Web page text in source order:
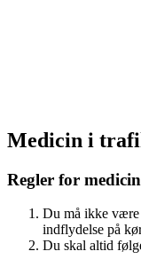
Medicin i
Regler for
Du må ikke være
indflydelse på
Du skal altid